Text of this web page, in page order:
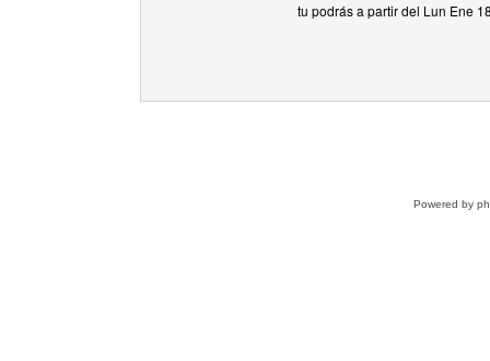
tu podrás a partir del Lun Ene
Powered by